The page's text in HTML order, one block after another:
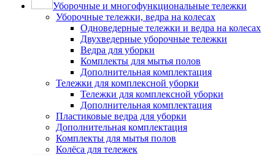
Уборочные и многофункциональные тележки
Уборочные тележки, ведра на колесах
Одноведерные тележки и ведра на колесах
Двухведерные уборочные тележки
Ведра для уборки
Комплекты для мытья полов
Дополнительная комплектация
Тележки для комплексной уборки
Тележки для комплексной уборки
Дополнительная комплектация
Пластиковые ведра для уборки
Дополнительная комплектация
Комплекты для мытья полов
Колёса для тележек